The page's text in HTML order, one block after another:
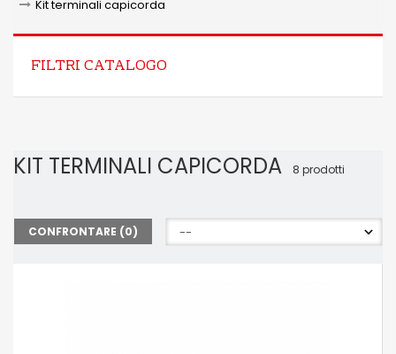
> Kit terminali capicorda
FILTRI CATALOGO
KIT TERMINALI CAPICORDA 8 prodotti
CONFRONTARE (0)